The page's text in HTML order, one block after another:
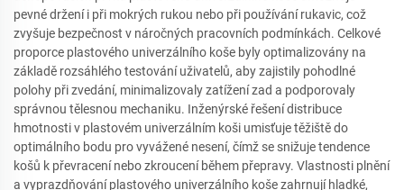
pevné držení i při mokrých rukou nebo při používání rukavic, což
zvyšuje bezpečnost v náročných pracovních podmínkách. Celkové
proporce plastového univerzálního koše byly optimalizovány na
základě rozsáhlého testování uživatelů, aby zajistily pohodlné
polohy při zvedání, minimalizovaly zatížení zad a podporovaly
správnou tělesnou mechaniku. Inženýrské řešení distribuce
hmotnosti v plastovém univerzálním koši umisťuje těžiště do
optimálního bodu pro vyvážené nesení, čímž se snižuje tendence
košů k převracení nebo zkroucení během přepravy. Vlastnosti plnění
a vyprazdňování plastového univerzálního koše zahrnují hladké,